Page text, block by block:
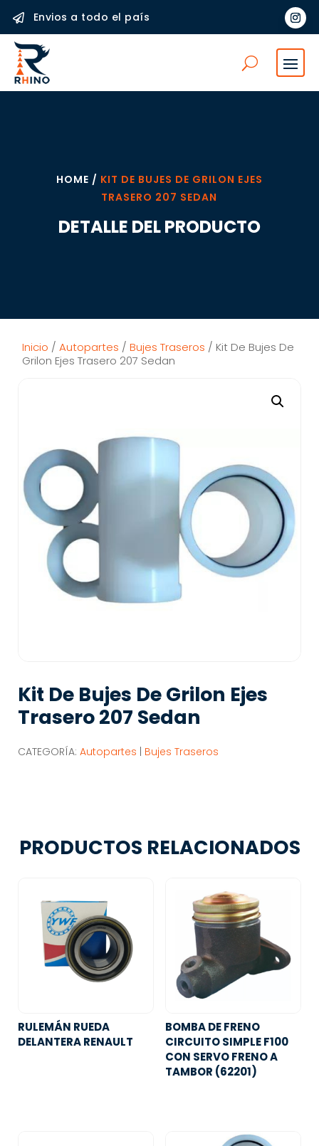
 Envios a todo el país
HOME / KIT DE BUJES DE GRILON EJES
TRASERO 207 SEDAN
DETALLE DEL PRODUCTO
Inicio /Autopartes /Bujes Traseros / Kit De Bujes De
Grilon Ejes Trasero 207 Sedan
Kit De Bujes De Grilon Ejes
Trasero 207 Sedan
CATEGORÍA: Autopartes | Bujes Traseros
PRODUCTOS RELACIONADOS
RULEMÁN RUEDA
DELANTERA RENAULT
BOMBA DE FRENO
CIRCUITO SIMPLE F100
CON SERVO FRENO A
TAMBOR (62201)